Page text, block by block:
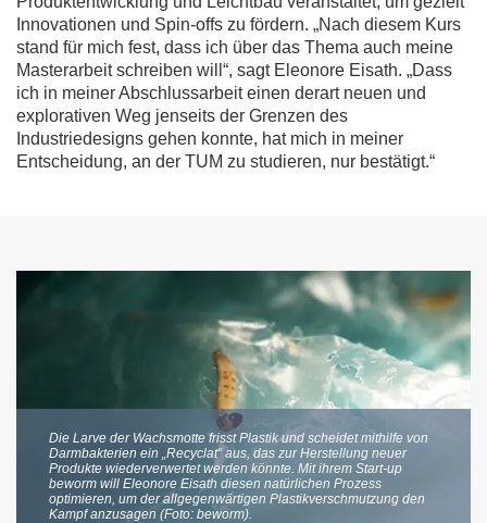
Innovationen und Spin-offs zu fördern. „Nach diesem Kurs
stand für mich fest, dass ich über das Thema auch meine
Masterarbeit schreiben will“, sagt Eleonore Eisath. „Dass
ich in meiner Abschlussarbeit einen derart neuen und
explorativen Weg jenseits der Grenzen des
Industriedesigns gehen konnte, hat mich in meiner
Entscheidung, an der TUM zu studieren, nur bestätigt.“
Die Larve der Wachsmotte frisst Plastik und scheidet mithilfe von
Darmbakterien ein „Recyclat“ aus, das zur Herstellung neuer
Produkte wiederverwertet werden könnte. Mit ihrem Start-up
beworm will Eleonore Eisath diesen natürlichen Prozess
optimieren, um der allgegenwärtigen Plastikverschmutzung den
Kampf anzusagen (Foto: beworm).